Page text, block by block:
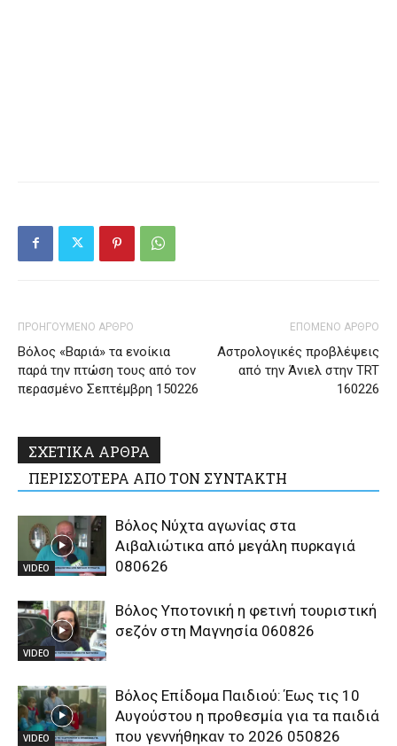
ΠΡΟΗΓΟΥΜΕΝΟ ΑΡΘΡΟ
Βόλος «Βαριά» τα ενοίκια
παρά την πτώση τους από τον
περασμένο Σεπτέμβρη 150226
ΕΠΟΜΕΝΟ ΑΡΘΡΟ
Αστρολογικές προβλέψεις
από την Άνιελ στην TRT
160226
ΣΧΕΤΙΚΑ ΑΡΘΡΑ
ΠΕΡΙΣΣΟΤΕΡΑ ΑΠΟ ΤΟΝ ΣΥΝΤΑΚΤΗ
VIDEO
Βόλος Νύχτα αγωνίας στα
Αιβαλιώτικα από μεγάλη πυρκαγιά
080626
VIDEO
Βόλος Υποτονική η φετινή τουριστική
σεζόν στη Μαγνησία 060826
VIDEO
Βόλος Επίδομα Παιδιού: Έως τις 10
Αυγούστου η προθεσμία για τα παιδιά
που γεννήθηκαν το 2026 050826